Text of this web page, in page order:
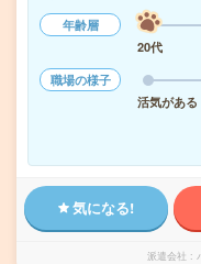
年齢層
20代
職場の様子
活気がある
気になる!
派遣会社